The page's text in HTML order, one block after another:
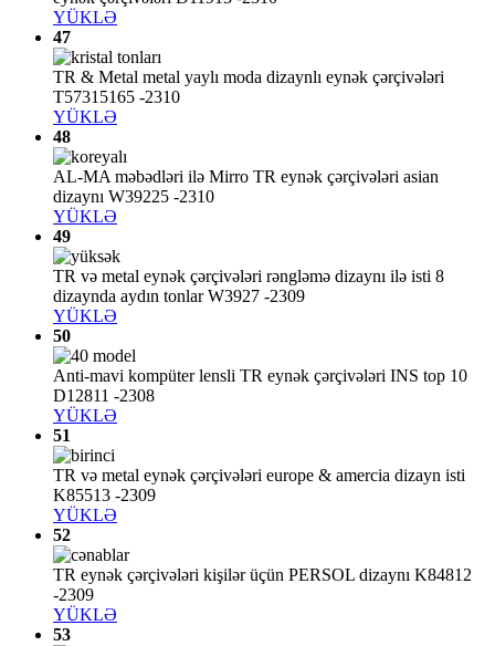
YÜKLƏ
47
TR & Metal metal yaylı moda dizaynlı eynək çərçivələri
T57315165 -2310
YÜKLƏ
48
AL-MA məbədləri ilə Mirro TR eynək çərçivələri asian
dizaynı W39225 -2310
YÜKLƏ
49
TR və metal eynək çərçivələri rəngləmə dizaynı ilə isti 8
dizaynda aydın tonlar W3927 -2309
YÜKLƏ
50
Anti-mavi kompüter lensli TR eynək çərçivələri INS top 10
D12811 -2308
YÜKLƏ
51
TR və metal eynək çərçivələri europe & amercia dizayn isti
K85513 -2309
YÜKLƏ
52
TR eynək çərçivələri kişilər üçün PERSOL dizaynı K84812
-2309
YÜKLƏ
53